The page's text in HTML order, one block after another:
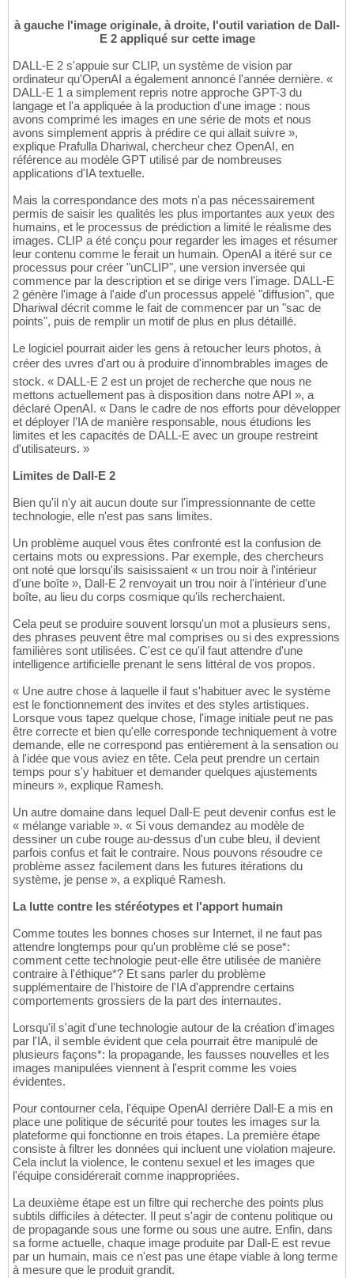
à gauche l'image originale, à droite, l'outil variation de Dall-
E 2 appliqué sur cette image
DALL-E 2 s'appuie sur CLIP, un système de vision par
ordinateur qu'OpenAI a également annoncé l'année dernière. «
DALL-E 1 a simplement repris notre approche GPT-3 du
langage et l'a appliquée à la production d'une image : nous
avons comprimé les images en une série de mots et nous
avons simplement appris à prédire ce qui allait suivre »,
explique Prafulla Dhariwal, chercheur chez OpenAI, en
référence au modèle GPT utilisé par de nombreuses
applications d'IA textuelle.
Mais la correspondance des mots n'a pas nécessairement
permis de saisir les qualités les plus importantes aux yeux des
humains, et le processus de prédiction a limité le réalisme des
images. CLIP a été conçu pour regarder les images et résumer
leur contenu comme le ferait un humain. OpenAI a itéré sur ce
processus pour créer "unCLIP", une version inversée qui
commence par la description et se dirige vers l'image. DALL-E
2 génère l'image à l'aide d'un processus appelé "diffusion", que
Dhariwal décrit comme le fait de commencer par un "sac de
points", puis de remplir un motif de plus en plus détaillé.
Le logiciel pourrait aider les gens à retoucher leurs photos, à
créer des uvres d'art ou à produire d'innombrables images de
stock. « DALL-E 2 est un projet de recherche que nous ne
mettons actuellement pas à disposition dans notre API », a
déclaré OpenAI. « Dans le cadre de nos efforts pour développer
et déployer l'IA de manière responsable, nous étudions les
limites et les capacités de DALL-E avec un groupe restreint
d'utilisateurs. »
Limites de Dall-E 2
Bien qu'il n'y ait aucun doute sur l'impressionnante de cette
technologie, elle n'est pas sans limites.
Un problème auquel vous êtes confronté est la confusion de
certains mots ou expressions. Par exemple, des chercheurs
ont noté que lorsqu'ils saisissaient « un trou noir à l'intérieur
d'une boîte », Dall-E 2 renvoyait un trou noir à l'intérieur d'une
boîte, au lieu du corps cosmique qu'ils recherchaient.
Cela peut se produire souvent lorsqu'un mot a plusieurs sens,
des phrases peuvent être mal comprises ou si des expressions
familières sont utilisées. C'est ce qu'il faut attendre d'une
intelligence artificielle prenant le sens littéral de vos propos.
« Une autre chose à laquelle il faut s'habituer avec le système
est le fonctionnement des invites et des styles artistiques.
Lorsque vous tapez quelque chose, l'image initiale peut ne pas
être correcte et bien qu'elle corresponde techniquement à votre
demande, elle ne correspond pas entièrement à la sensation ou
à l'idée que vous aviez en tête. Cela peut prendre un certain
temps pour s'y habituer et demander quelques ajustements
mineurs », explique Ramesh.
Un autre domaine dans lequel Dall-E peut devenir confus est le
« mélange variable ». « Si vous demandez au modèle de
dessiner un cube rouge au-dessus d'un cube bleu, il devient
parfois confus et fait le contraire. Nous pouvons résoudre ce
problème assez facilement dans les futures itérations du
système, je pense », a expliqué Ramesh.
La lutte contre les stéréotypes et l'apport humain
Comme toutes les bonnes choses sur Internet, il ne faut pas
attendre longtemps pour qu'un problème clé se pose*:
comment cette technologie peut-elle être utilisée de manière
contraire à l'éthique*? Et sans parler du problème
supplémentaire de l'histoire de l'IA d'apprendre certains
comportements grossiers de la part des internautes.
Lorsqu'il s'agit d'une technologie autour de la création d'images
par l'IA, il semble évident que cela pourrait être manipulé de
plusieurs façons*: la propagande, les fausses nouvelles et les
images manipulées viennent à l'esprit comme les voies
évidentes.
Pour contourner cela, l'équipe OpenAI derrière Dall-E a mis en
place une politique de sécurité pour toutes les images sur la
plateforme qui fonctionne en trois étapes. La première étape
consiste à filtrer les données qui incluent une violation majeure.
Cela inclut la violence, le contenu sexuel et les images que
l'équipe considérerait comme inappropriées.
La deuxième étape est un filtre qui recherche des points plus
subtils difficiles à détecter. Il peut s'agir de contenu politique ou
de propagande sous une forme ou sous une autre. Enfin, dans
sa forme actuelle, chaque image produite par Dall-E est revue
par un humain, mais ce n'est pas une étape viable à long terme
à mesure que le produit grandit.